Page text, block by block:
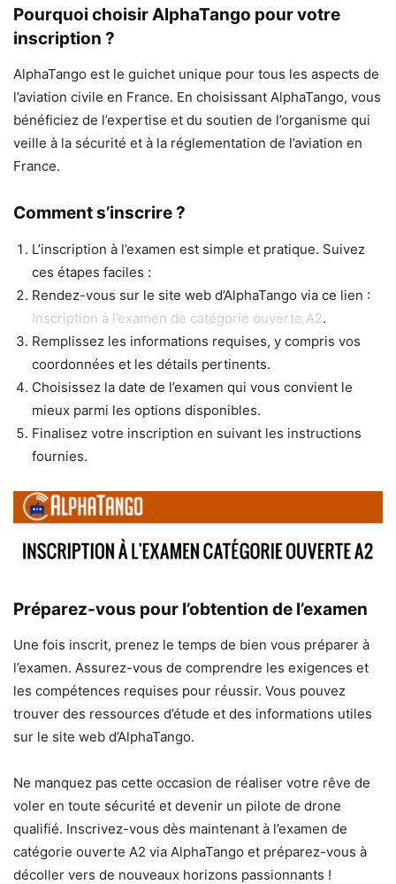
Pourquoi choisir AlphaTango pour votre
inscription ?
AlphaTango est le guichet unique pour tous les aspects de
l’aviation civile en France. En choisissant AlphaTango, vous
bénéficiez de l’expertise et du soutien de l’organisme qui
veille à la sécurité et à la réglementation de l’aviation en
France.
Comment s’inscrire ?
L’inscription à l’examen est simple et pratique. Suivez
ces étapes faciles :
Rendez-vous sur le site web d’AlphaTango via ce lien :
Inscription à l’examen de catégorie ouverte A2.
Remplissez les informations requises, y compris vos
coordonnées et les détails pertinents.
Choisissez la date de l’examen qui vous convient le
mieux parmi les options disponibles.
Finalisez votre inscription en suivant les instructions
fournies.
Préparez-vous pour l’obtention de l’examen
Une fois inscrit, prenez le temps de bien vous préparer à
l’examen. Assurez-vous de comprendre les exigences et
les compétences requises pour réussir. Vous pouvez
trouver des ressources d’étude et des informations utiles
sur le site web d’AlphaTango.
Ne manquez pas cette occasion de réaliser votre rêve de
voler en toute sécurité et devenir un pilote de drone
qualifié. Inscrivez-vous dès maintenant à l’examen de
catégorie ouverte A2 via AlphaTango et préparez-vous à
décoller vers de nouveaux horizons passionnants !